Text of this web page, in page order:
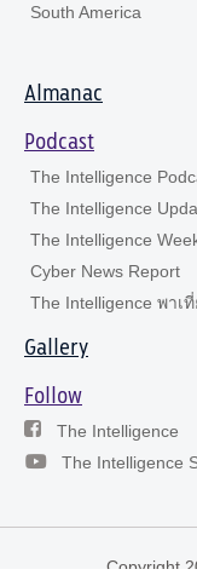
South America
Almanac
Podcast
The Intelligence
The Intelligence
The Intelligence
Cyber News Report
The Intelligence พาเที่
Gallery
Follow
The Intelligence
The Intelligence
Copyright